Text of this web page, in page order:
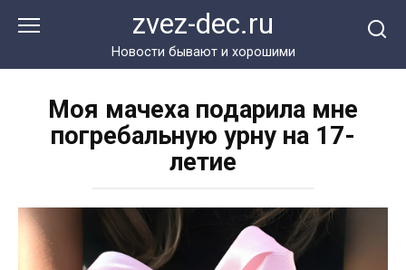
zvez-dec.ru
Новости бывают и хорошими
Моя мачеха подарила мне
погребальную урну на 17-
летие